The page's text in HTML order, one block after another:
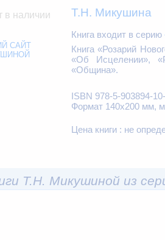
в наличии
САЙТ
Т.Н. Микушина
Книга входит в серию
Книга «Розарий
«Об Исцелении»,
«Община».
ISBN 978-5-903894-
Формат 140х200 мм,
Цена книги : не
Т.Н. Микушиной из